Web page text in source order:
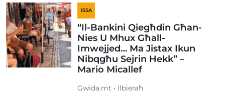
ISSA
“Il-Bankini Qiegħdin Għan-
Nies U Mhux Għall-
Imwejjed… Ma Jistax Ikun
Nibqgħu Sejrin Hekk” –
Mario Micallef
Gwida.mt • Ilbieraħ